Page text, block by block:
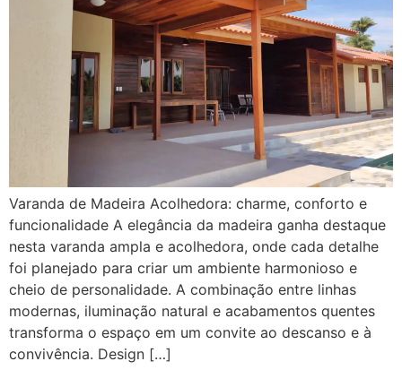
Varanda de Madeira Acolhedora: charme, conforto e
funcionalidade A elegância da madeira ganha destaque
nesta varanda ampla e acolhedora, onde cada detalhe
foi planejado para criar um ambiente harmonioso e
cheio de personalidade. A combinação entre linhas
modernas, iluminação natural e acabamentos quentes
transforma o espaço em um convite ao descanso e à
convivência. Design […]